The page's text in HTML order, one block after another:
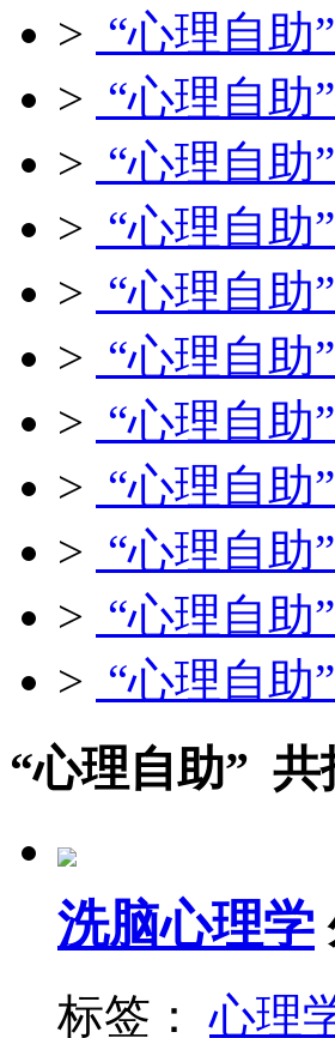
> “心理自
> “心理自
> “心理自
> “心理自
> “心理自
> “心理自
> “心理自
> “心理自
> “心理自
> “心理自
> “心理自
“心理自助” 共
洗脑心理学
标签：心理